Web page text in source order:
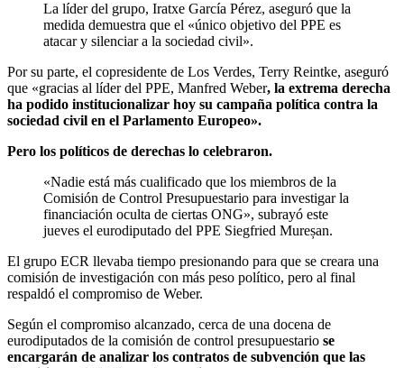
La líder del grupo, Iratxe García Pérez, aseguró que la
medida demuestra que el «único objetivo del PPE es
atacar y silenciar a la sociedad civil».
Por su parte, el copresidente de Los Verdes, Terry Reintke, aseguró
que «gracias al líder del PPE, Manfred Weber, la extrema derecha
ha podido institucionalizar hoy su campaña política contra la
sociedad civil en el Parlamento Europeo».
Pero los políticos de derechas lo celebraron.
«Nadie está más cualificado que los miembros de la
Comisión de Control Presupuestario para investigar la
financiación oculta de ciertas ONG», subrayó este
jueves el eurodiputado del PPE Siegfried Mureșan.
El grupo ECR llevaba tiempo presionando para que se creara una
comisión de investigación con más peso político, pero al final
respaldó el compromiso de Weber.
Según el compromiso alcanzado, cerca de una docena de
eurodiputados de la comisión de control presupuestario se
encargarán de analizar los contratos de subvención que las